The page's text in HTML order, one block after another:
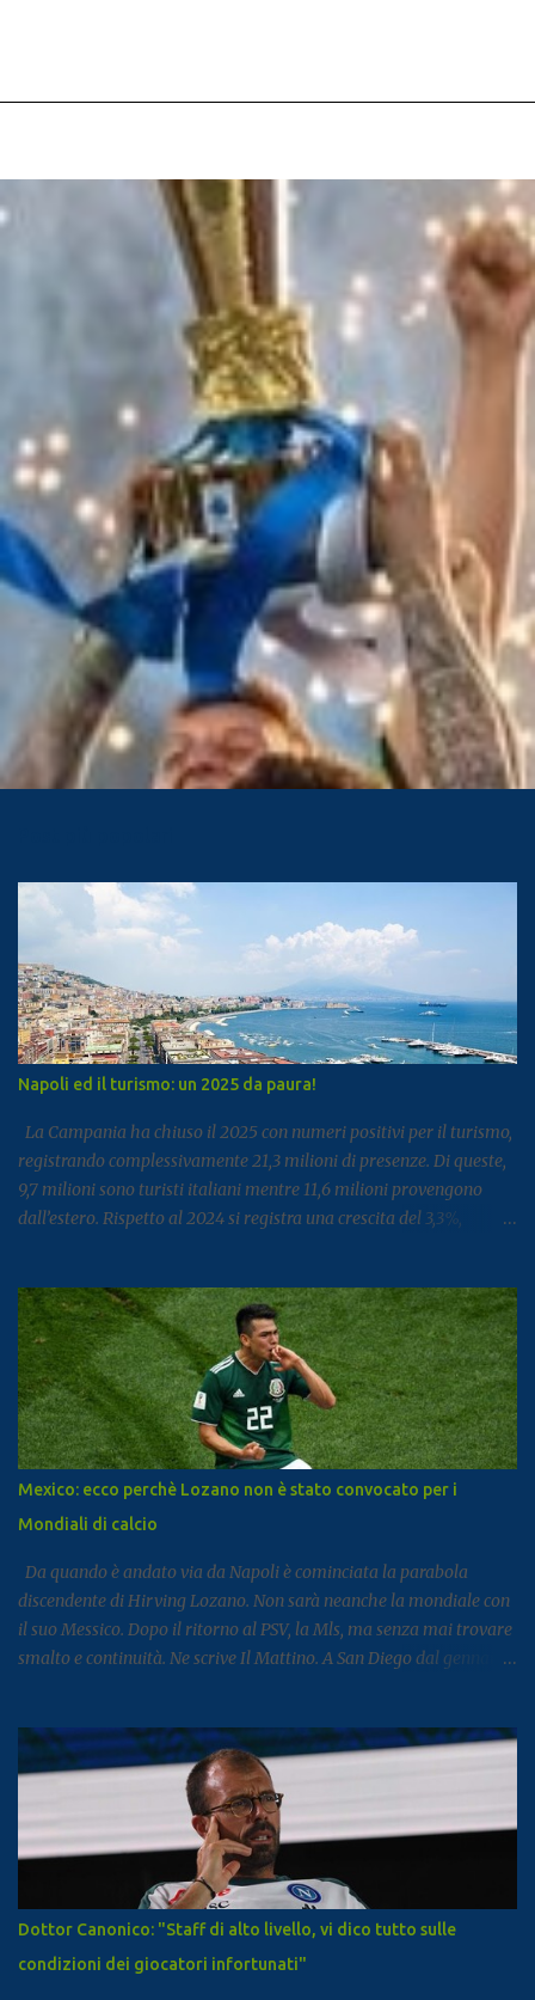
Napoli ed il turismo: un 2025 da paura!
La Campania ha chiuso il 2025 con numeri positivi per il turismo,
registrando complessivamente 21,3 milioni di presenze. Di queste,
9,7 milioni sono turisti italiani mentre 11,6 milioni provengono
dall’estero. Rispetto al 2024 si registra una crescita del 3,3%,
dedicato al turismo, pubblicato come di consueto con alcuni mesi
di ritardo ma utile per fotografare l’andamento complessivo del
comparto nella regione. Napoli e Sorrento trainano il settore: Tra
le principali destinazioni spicca Napoli, che con 3,8 milioni di
presenze si posiziona al dodicesimo posto tra le mete turistiche
italiane, risultando la città con il miglior risultato nel
Mezzogiorno. Subito dopo si colloca Sorrento, che ha registrato 2,8
milioni di presenze e continua a distinguersi anche per alcuni dati
particolari. Circa il 90% dei visitatori della località costiera
proviene infatt...
Mexico: ecco perchè Lozano non è stato convocato per i
Mondiali di calcio
Da quando è andato via da Napoli è cominciata la parabola
discendente di Hirving Lozano. Non sarà neanche la mondiale con
il suo Messico. Dopo il ritorno al PSV, la Mls, ma senza mai trovare
smalto e continuità. Ne scrive Il Mattino. A San Diego dal gennaio
all’anno ) fino almeno al 2028. L’impatto non era stato cattivo: 9
gol e 8 assist in 27 partite. Tutto è cambiato la scorsa estate,
quando il club americano ha comunicato al calciatore che avrebbe
già potuto cercarsi una soluzione differente, ricevendo un no dal
calciatore e dal suo entourage. In pratica, da quando il campionato
americano è ricominciato a febbraio scorso, l’ex azzurro non è mai
stato convocato dal club, allenandosi con i compagni ma mai preso
in considerazione per le gare. Il ct Aguirre gli tese la mano
convocandolo in nazionale e gli chiese di trovare una sistemazione
Dottor Canonico: "Staff di alto livello, vi dico tutto sulle
condizioni dei giocatori infortunati"